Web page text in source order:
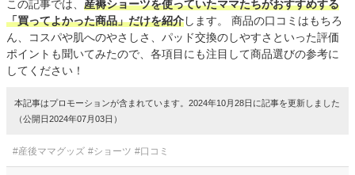
この記事では、 産褥ショーツを使っていたママたちがおすすめする
「買ってよかった商品」だけを紹介します。 商品の口コミはもちろ
ん、コスパや肌へのやさしさ、パッド交換のしやすさといった評価
ポイントも聞いてみたので、各項目にも注目して商品選びの参考に
してください！
本記事はプロモーションが含まれています。2024年10月28日に記事を更新しました
（公開日2024年07月03日）
#産後ママグッズ #ショーツ #口コミ